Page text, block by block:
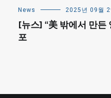
News 2025년 09월
[뉴스] “美 밖에서 만든
포